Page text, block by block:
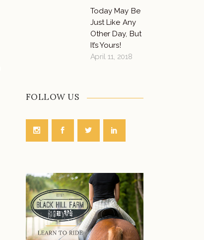
Today May Be
Just Like Any
Other Day, But
It’s Yours!
April 11, 2018
FOLLOW US